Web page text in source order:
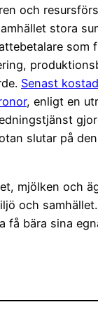
och
stora
som
Senast
, enligt en
slutar på
mjölken och
och
få bära sina